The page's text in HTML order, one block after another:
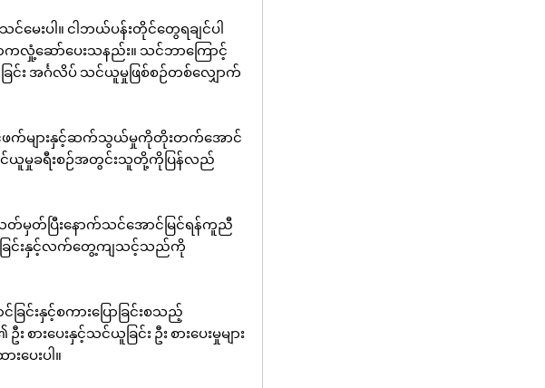
ေးပါ။ ငါဘယ်ပန်းတိုင်တွေရချင်ပါ
ဆော်ပေးသနည်း။ သင်ဘာကြောင့်
င်း အင်္ဂလိပ် သင်ယူမှုဖြစ်စဉ်တစ်လျှောက်
ကိုင်ဖက်များနှင့်ဆက်သွယ်မှုကိုတိုးတက်အောင်
န်သင်ယူမှုခရီးစဉ်အတွင်းသူတို့ကိုပြန်လည်
မှတ်ပြီးနောက်သင်အောင်မြင်ရန်ကူညီ
ြင်းနှင့်လက်တွေ့ကျသင့်သည်ကို
င်ခြင်းနှင့်စကားပြောခြင်းစသည့်
ပေးနှင့်သင်ယူခြင်း ဦး စားပေးမှုများ
းပေးပါ။